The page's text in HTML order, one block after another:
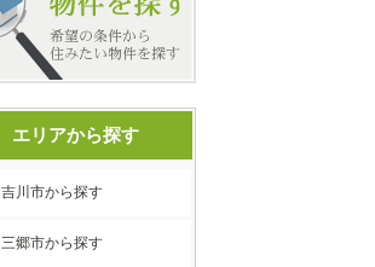
エリアから探す
吉川市から探す
三郷市から探す